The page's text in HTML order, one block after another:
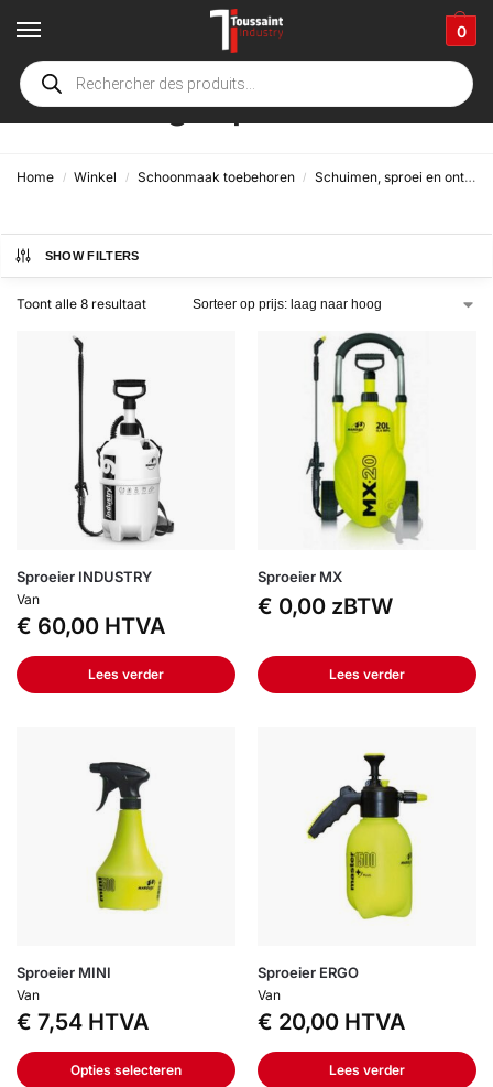
0
Handmatige sproeier
Home / Winkel / Schoonmaak toebehoren / Schuimen, sproei en ontsmetting materiaal
SHOW FILTERS
Toont alle 8 resultaat
Sproeier INDUSTRY
Van
€ 60,00 HTVA
Lees verder
Sproeier MX
€ 0,00 zBTW
Lees verder
Sproeier MINI
Van
€ 7,54 HTVA
Opties selecteren
Sproeier ERGO
Van
€ 20,00 HTVA
Lees verder